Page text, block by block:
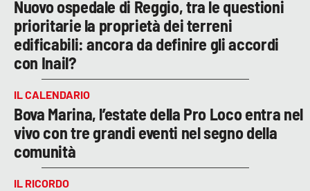
Nuovo ospedale di Reggio, tra le questioni
prioritarie la proprietà dei terreni
edificabili: ancora da definire gli accordi
con Inail?
IL CALENDARIO
Bova Marina, l’estate della Pro Loco entra nel
vivo con tre grandi eventi nel segno della
comunità
IL RICORDO